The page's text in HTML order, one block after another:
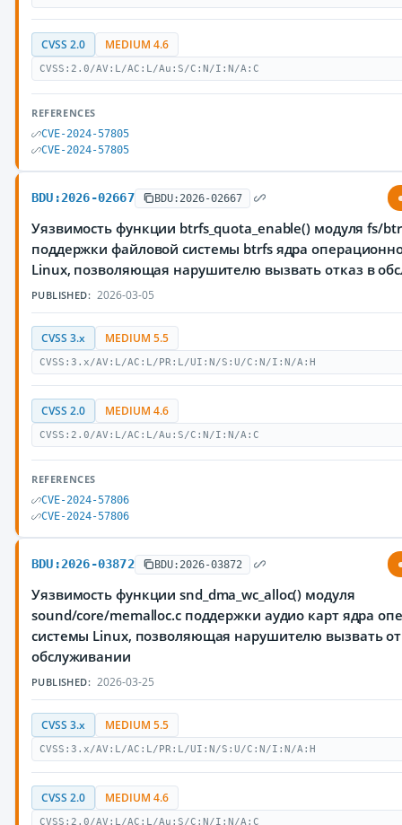
CVSS 2.0 MEDIUM 4.6
CVSS:2.0/AV:L/AC:L/Au:S/C:N/I:N/A:C
REFERENCES
CVE-2024-57805
CVE-2024-57805
BDU:2026-02667 BDU:2026-02667
Уязвимость функции btrfs_quota_enable() модуля fs/
поддержки файловой системы btrfs ядра
Linux, позволяющая нарушителю вызвать отказ в
PUBLISHED: 2026-03-05
CVSS 3.x MEDIUM 5.5
CVSS:3.x/AV:L/AC:L/PR:L/UI:N/S:U/C:N/I:N/A:H
CVSS 2.0 MEDIUM 4.6
CVSS:2.0/AV:L/AC:L/Au:S/C:N/I:N/A:C
REFERENCES
CVE-2024-57806
CVE-2024-57806
BDU:2026-03872 BDU:2026-03872
Уязвимость функции snd_dma_wc_alloc() модуля
sound/core/memalloc.c поддержки аудио карт ядра
системы Linux, позволяющая нарушителю вызвать
обслуживании
PUBLISHED: 2026-03-25
CVSS 3.x MEDIUM 5.5
CVSS:3.x/AV:L/AC:L/PR:L/UI:N/S:U/C:N/I:N/A:H
CVSS 2.0 MEDIUM 4.6
CVSS:2.0/AV:L/AC:L/Au:S/C:N/I:N/A:C